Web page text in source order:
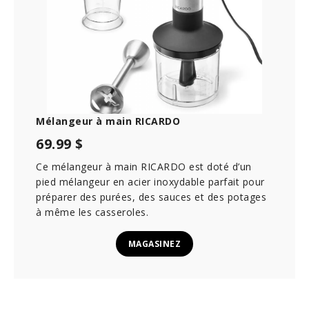
Mélangeur à main RICARDO
69.99 $
Ce mélangeur à main RICARDO est doté d’un
pied mélangeur en acier inoxydable parfait pour
préparer des purées, des sauces et des potages
à même les casseroles.
MAGASINEZ